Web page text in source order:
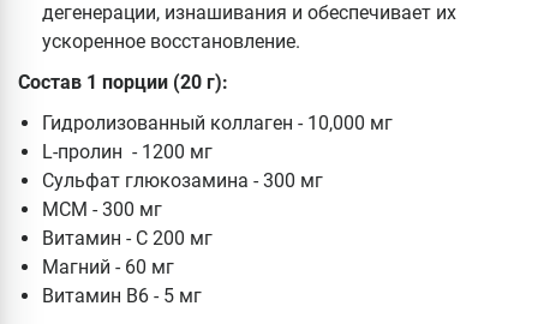
дегенерации, изнашивания и обеспечивает их
ускоренное восстановление.
Состав 1 порции (20 г):
Гидролизованный коллаген - 10,000 мг
L-пролин - 1200 мг
Сульфат глюкозамина - 300 мг
МСМ - 300 мг
Витамин - С 200 мг
Магний - 60 мг
Витамин B6 - 5 мг